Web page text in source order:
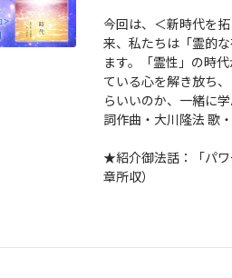
今回は、＜新時代を
来、私たちは「霊的
ます。「霊性」の時
ている心を解き放ち
らいいのか、一緒に
詞作曲・大川隆法 歌
★紹介御法話：「パ
章所収）